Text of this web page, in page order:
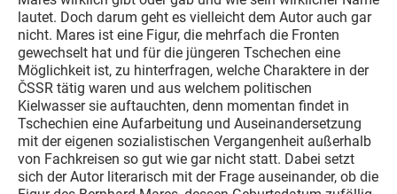
lautet. Doch darum geht es vielleicht dem Autor auch gar
nicht. Mares ist eine Figur, die mehrfach die Fronten
gewechselt hat und für die jüngeren Tschechen eine
Möglichkeit ist, zu hinterfragen, welche Charaktere in der
ČSSR tätig waren und aus welchem politischen
Kielwasser sie auftauchten, denn momentan findet in
Tschechien eine Aufarbeitung und Auseinandersetzung
mit der eigenen sozialistischen Vergangenheit außerhalb
von Fachkreisen so gut wie gar nicht statt. Dabei setzt
sich der Autor literarisch mit der Frage auseinander, ob die